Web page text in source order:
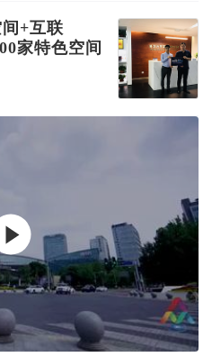
+互联
家特色空间